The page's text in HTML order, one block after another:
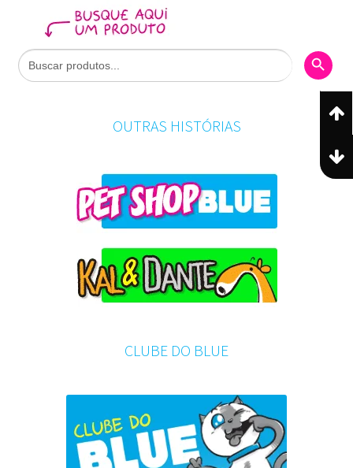
Search
for:
Search
OUTRAS HISTÓRIAS
CLUBE DO BLUE